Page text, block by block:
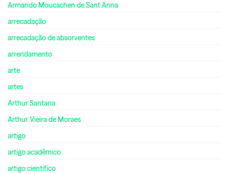
Armando Moucachen de Sant Anna
arrecadação
arrecadação de absorventes
arrendamento
arte
artes
Arthur Santana
Arthur Vieira de Moraes
artigo
artigo acadêmico
artigo cientifico